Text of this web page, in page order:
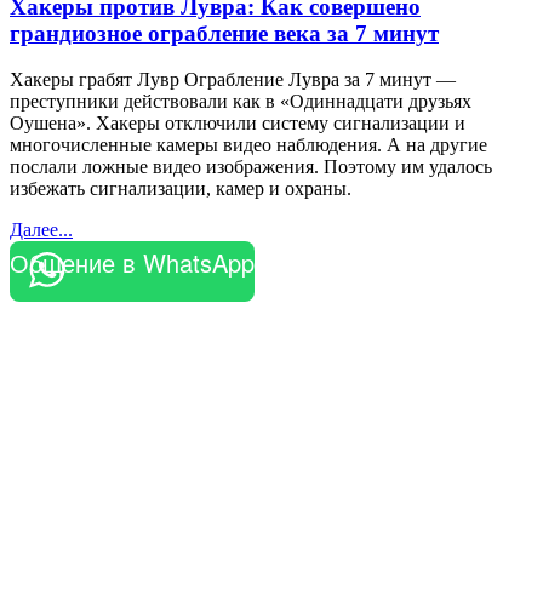
Хакеры против Лувра: Как совершено
грандиозное ограбление века за 7 минут
Хакеры грабят Лувр Ограбление Лувра за 7 минут —
преступники действовали как в «Одиннадцати друзьях
Оушена». Хакеры отключили систему сигнализации и
многочисленные камеры видео наблюдения. А на другие
послали ложные видео изображения. Поэтому им удалось
избежать сигнализации, камер и охраны.
Далее...
Общение в WhatsApp